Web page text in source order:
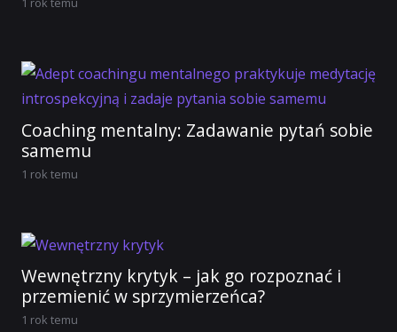
Coaching mentalny: Zadawanie pytań sobie
samemu
1 rok temu
Wewnętrzny krytyk – jak go rozpoznać i
przemienić w sprzymierzeńca?
1 rok temu